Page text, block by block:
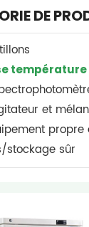
DE
température
et
propre
stockage sûr